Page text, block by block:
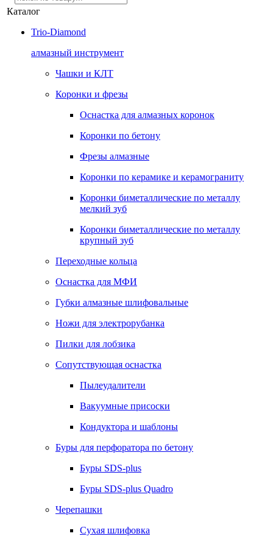
Каталог
Trio-Diamond
алмазный инструмент
Чашки и КЛТ
Коронки и фрезы
Оснастка для алмазных коронок
Коронки по бетону
Фрезы алмазные
Коронки по керамике и керамограниту
Коронки биметаллические по металлу
мелкий зуб
Коронки биметаллические по металлу
крупный зуб
Переходные кольца
Оснастка для МФИ
Губки алмазные шлифовальные
Ножи для электрорубанка
Пилки для лобзика
Сопутствующая оснастка
Пылеудалители
Вакуумные присоски
Кондуктора и шаблоны
Буры для перфоратора по бетону
Буры SDS-plus
Буры SDS-plus Quadro
Черепашки
Сухая шлифовка